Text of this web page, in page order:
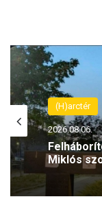
(H)arctér
2026.08.06.
Latorcai